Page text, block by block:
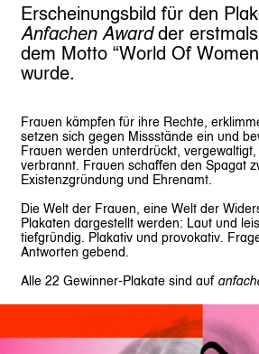
Erscheinungsbild für den
Anfachen Awardder
dem Motto “World Of
wurde.
Frauen kämpfen für ihre Rechte,
setzen sich gegen Missstände ein und
Frauen werden unterdrückt,
verbrannt. Frauen schaffen den Spagat
Existenzgründung und Ehrenamt.
Die Welt der Frauen, eine Welt der
Plakaten dargestellt werden: Laut und
tiefgründig. Plakativ und provokativ.
Antworten gebend.
Alle 22 Gewinner-Plakate sind auf